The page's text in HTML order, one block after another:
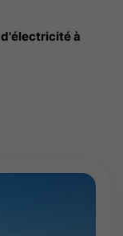
à